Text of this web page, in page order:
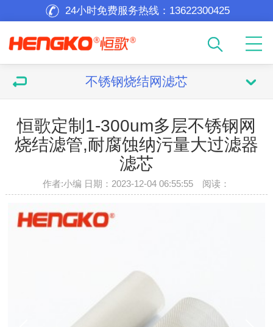
24小时免费服务热线： 13622300425
不锈钢烧结网滤芯
恒歌定制1-300um多层不锈钢网
烧结滤管,耐腐蚀纳污量大过滤器
滤芯
作者:小编 日期：2023-12-04 06:55:55 阅读：